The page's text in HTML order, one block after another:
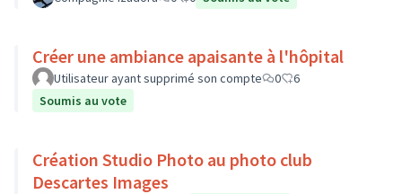
Créer une ambiance apaisante à l'hôpital
Utilisateur ayant supprimé son compte 0
6
Soumis au vote
Création Studio Photo au photo club
Descartes Images